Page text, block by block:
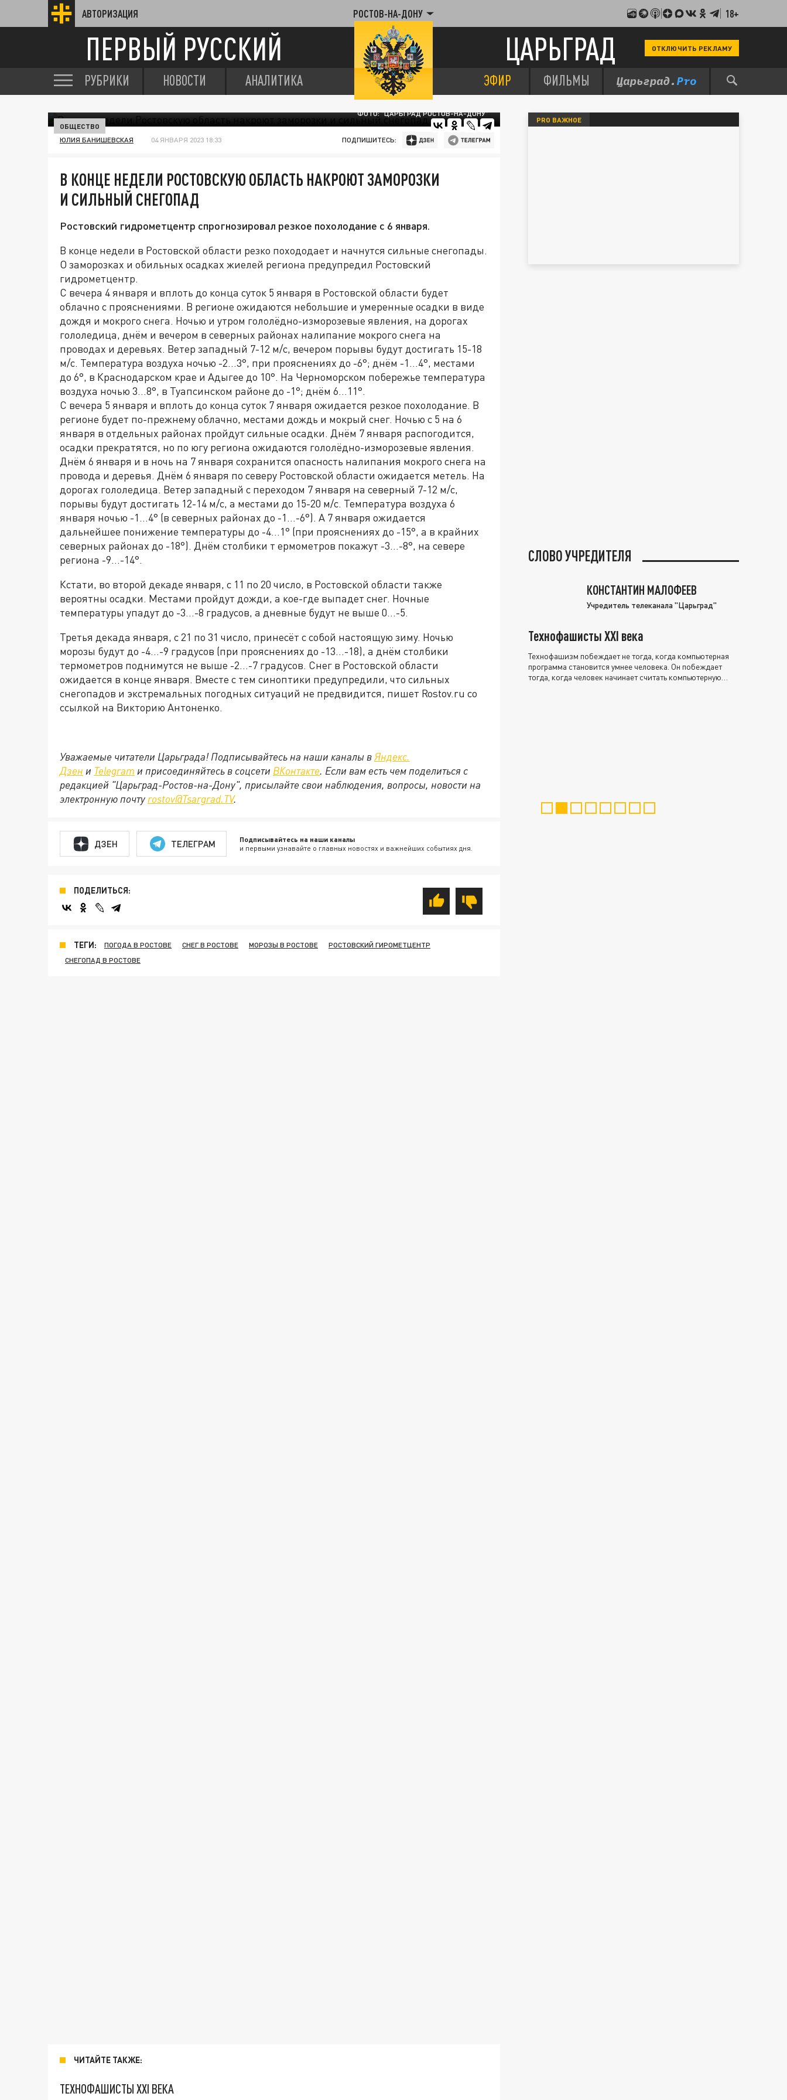
АВТОРИЗАЦИЯ РОСТОВ-НА-ДОНУ 18+
ПЕРВЫЙ РУССКИЙ ЦАРЬГРАД ОТКЛЮЧИТЬ РЕКЛАМУ
РУБРИКИ НОВОСТИ АНАЛИТИКА ЭФИР ФИЛЬМЫ
ФОТО: "ЦАРЬГРАД РОСТОВ-НА-ДОНУ"
ОБЩЕСТВО
ЮЛИЯ БАНИШЕВСКАЯ 04 ЯНВАРЯ 2023 18:33 ПОДПИШИТЕСЬ:
В КОНЦЕ НЕДЕЛИ РОСТОВСКУЮ ОБЛАСТЬ НАКРОЮТ ЗАМОРОЗКИ
И СИЛЬНЫЙ СНЕГОПАД
Ростовский гидрометцентр спрогнозировал резкое похолодание с 6 января.
В конце недели в Ростовской области резко похододает и начнутся сильные снегопады.
О заморозках и обильных осадках жиелей региона предупредил Ростовский
гидрометцентр.
С вечера 4 января и вплоть до конца суток 5 января в Ростовской области будет
облачно с прояснениями. В регионе ожидаются небольшие и умеренные осадки в виде
дождя и мокрого снега. Ночью и утром гололёдно-изморозевые явления, на дорогах
гололедица, днём и вечером в северных районах налипание мокрого снега на
проводах и деревьях. Ветер западный 7-12 м/с, вечером порывы будут достигать 15-18
м/с. Температура воздуха ночью -2...3°, при прояснениях до -6°; днём -1...4°, местами
до 6°, в Краснодарском крае и Адыгее до 10°. На Черноморском побережье температура
воздуха ночью 3...8°, в Туапсинском районе до -1°; днём 6...11°.
С вечера 5 января и вплоть до конца суток 7 января ожидается резкое похолодание. В
регионе будет по-прежнему облачно, местами дождь и мокрый снег. Ночью с 5 на 6
января в отдельных районах пройдут сильные осадки. Днём 7 января распогодится,
осадки прекратятся, но по югу региона ожидаются гололёдно-изморозевые явления.
Днём 6 января и в ночь на 7 января сохранится опасность налипания мокрого снега на
провода и деревья. Днём 6 января по северу Ростовской области ожидается метель. На
дорогах гололедица. Ветер западный с переходом 7 января на северный 7-12 м/с,
порывы будут достигать 12-14 м/с, а местами до 15-20 м/с. Температура воздуха 6
января ночью -1...4° (в северных районах до -1...-6°). А 7 января ожидается
дальнейшее понижение температуры до -4...1° (при прояснениях до -15°, а в крайних
северных районах до -18°). Днём столбики т ермометров покажут -3...-8°, на севере
региона -9...-14°.
Кстати, во второй декаде января, с 11 по 20 число, в Ростовской области также
вероятны осадки. Местами пройдут дожди, а кое-где выпадет снег. Ночные
температуры упадут до -3…-8 градусов, а дневные будут не выше 0…-5.
Третья декада января, с 21 по 31 число, принесёт с собой настоящую зиму. Ночью
морозы будут до -4…-9 градусов (при прояснениях до -13…-18), а днём столбики
термометров поднимутся не выше -2…-7 градусов. Снег в Ростовской области
ожидается в конце января. Вместе с тем синоптики предупредили, что сильных
снегопадов и экстремальных погодных ситуаций не предвидится, пишет Rostov.ru со
ссылкой на Викторию Антоненко.
Уважаемые читатели Царьграда! Подписывайтесь на наши каналы вЯндекс.
Дзен и Telegram и присоединяйтесь в соцсети ВКонтакте. Если вам есть чем поделиться с
редакцией "Царьград-Ростов-на-Дону", присылайте свои наблюдения, вопросы, новости на
электронную почту rostov@Tsargrad.ТV.
ДЗЕН ТЕЛЕГРАМ Подписывайтесь на наши каналы
и первыми узнавайте о главных новостях и важнейших событиях дня.
ПОДЕЛИТЬСЯ:
ТЕГИ: ПОГОДА В РОСТОВЕ СНЕГ В РОСТОВЕ МОРОЗЫ В РОСТОВЕ
РОСТОВСКИЙ ГИРОМЕТЦЕНТР
СНЕГОПАД В РОСТОВЕ
ЧИТАЙТЕ ТАКЖЕ:
ТЕХНОФАШИСТЫ XXI ВЕКА
PRO ВАЖНОЕ
СЛОВО УЧРЕДИТЕЛЯ
КОНСТАНТИН МАЛОФЕЕВ
Учредитель телеканала "Царьград"
Технофашисты XXI века
Технофашизм побеждает не тогда, когда компьютерная
программа становится умнее человека. Он побеждает
тогда, когда человек начинает считать компьютерную